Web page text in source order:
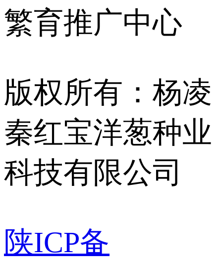
繁育推广中心
版权所有：杨凌
秦红宝洋葱种业
科技有限公司
陕ICP备